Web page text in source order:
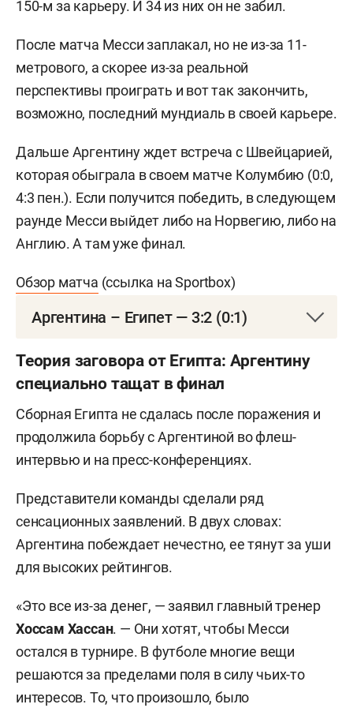
150-м за карьеру. И 34 из них он не забил.
После матча Месси заплакал, но не из-за 11-
метрового, а скорее из-за реальной
перспективы проиграть и вот так закончить,
возможно, последний мундиаль в своей карьере.
Дальше Аргентину ждет встреча с Швейцарией,
которая обыграла в своем матче Колумбию (0:0,
4:3 пен.). Если получится победить, в следующем
раунде Месси выйдет либо на Норвегию, либо на
Англию. А там уже финал.
Обзор матча (ссылка на Sportbox)
Аргентина – Египет — 3:2 (0:1)
Бенц». 68 239 зрителей
0:1 — Ибрахим, 15
0:2 — Зико, 67
2:2 — Месси, 84
3:2 — Фернандес, 90+2
Аргентина: Эмилиано Мартинес, Молина
(Монтель, 73), Ромеро (Отаменди, 90+5),
Лисандро Мартинес, Тальяфико (Гонсалес, 66),
Де Пауль (Лаутаро Мартинес, 66), Мак Аллистер,
Фернандес, Паредес, Месси, Альварес (Медина,
Теория заговора от Египта: Аргентину
специально тащат в финал
Сборная Египта не сдалась после поражения и
продолжила борьбу с Аргентиной во флеш-
интервью и на пресс-конференциях.
Представители команды сделали ряд
сенсационных заявлений. В двух словах:
Аргентина побеждает нечестно, ее тянут за уши
для высоких рейтингов.
«Это все из-за денег, — заявил главный тренер
Хоссам Хассан. — Они хотят, чтобы Месси
остался в турнире. В футболе многие вещи
решаются за пределами поля в силу чьих-то
интересов. То, что произошло, было